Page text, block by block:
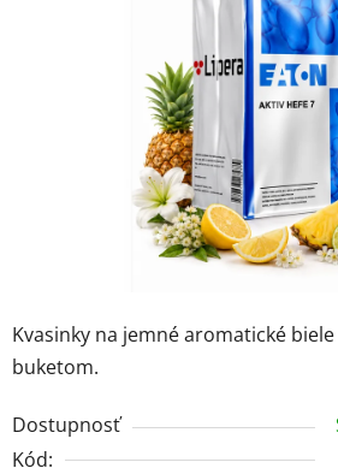
Kvasinky na jemné aromatické
buketom.
Dostupnosť
Kód: